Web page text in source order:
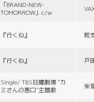
「BRAND-NEW-
TOMORROW」c/w
『行くね』 町
『行くね』 戸
Single/ TBS日曜劇場 “カ
ミさんの悪口”主題歌
柴